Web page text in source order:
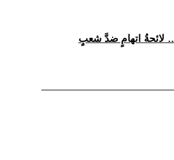
لائحةُ اتهامٍ ضدَّ شعبٍ